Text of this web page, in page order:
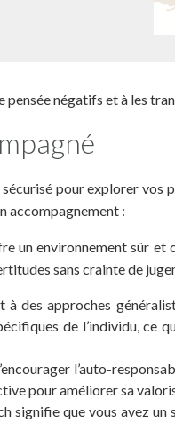
pensée négatifs et à les
pour explorer vos
accompagnement :
un environnement sûr
sans crainte de
à des approches
de l’individu, ce
l’auto-
pour améliorer sa
signifie que vous avez